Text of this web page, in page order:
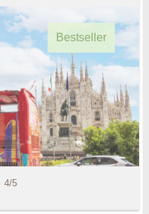
Bestseller
4/5